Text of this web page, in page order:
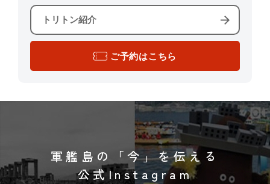
トリトン紹介
ご予約はこちら
軍艦島の「今」を伝える
公式Instagram